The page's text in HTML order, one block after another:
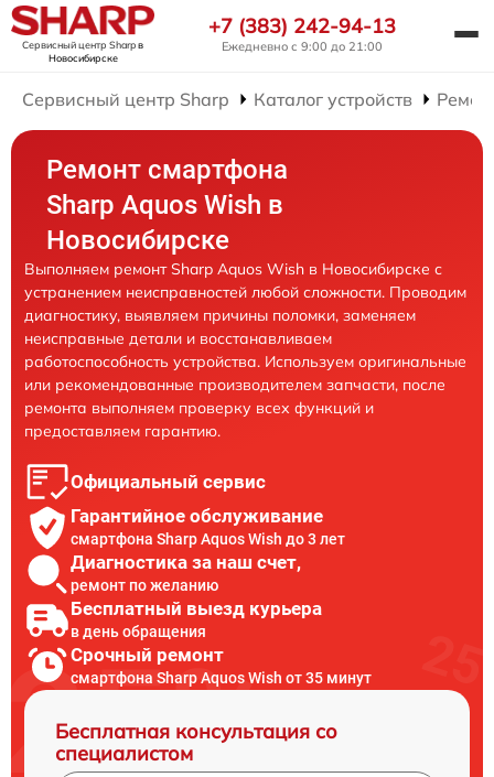
Сервисный центр Sharpв
Новосибирске
+7 (383) 242-94-13
Ежедневно с 9:00 до 21:00
Сервисный центр Sharp Каталог устройств
Ремонт смартфона
Sharp Aquos Wish в
Новосибирске
Выполняем ремонт Sharp Aquos Wish в Новосибирске с
устранением неисправностей любой сложности. Проводим
диагностику, выявляем причины поломки, заменяем
неисправные детали и восстанавливаем
работоспособность устройства. Используем оригинальные
или рекомендованные производителем запчасти, после
ремонта выполняем проверку всех функций и
предоставляем гарантию.
Официальный сервис
Гарантийное обслуживание
смартфона Sharp Aquos Wish до 3 лет
Диагностика за наш счет,
ремонт по желанию
Бесплатный выезд курьера
в день обращения
Срочный ремонт
смартфона Sharp Aquos Wish от 35 минут
Бесплатная консультация со
специалистом